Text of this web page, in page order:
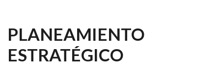
PLANEAMIENTO
ESTRATÉGICO